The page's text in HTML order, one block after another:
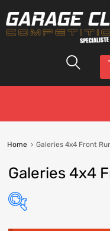
Home Galeries 4x4 Front
Galeries 4x4